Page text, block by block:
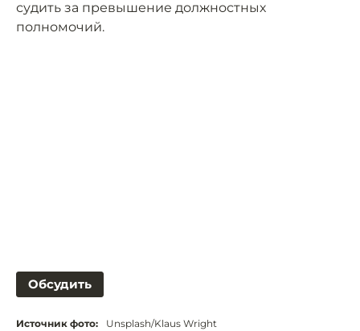
судить за превышение должностных
полномочий.
Обсудить
Источник фото: Unsplash/Klaus Wright